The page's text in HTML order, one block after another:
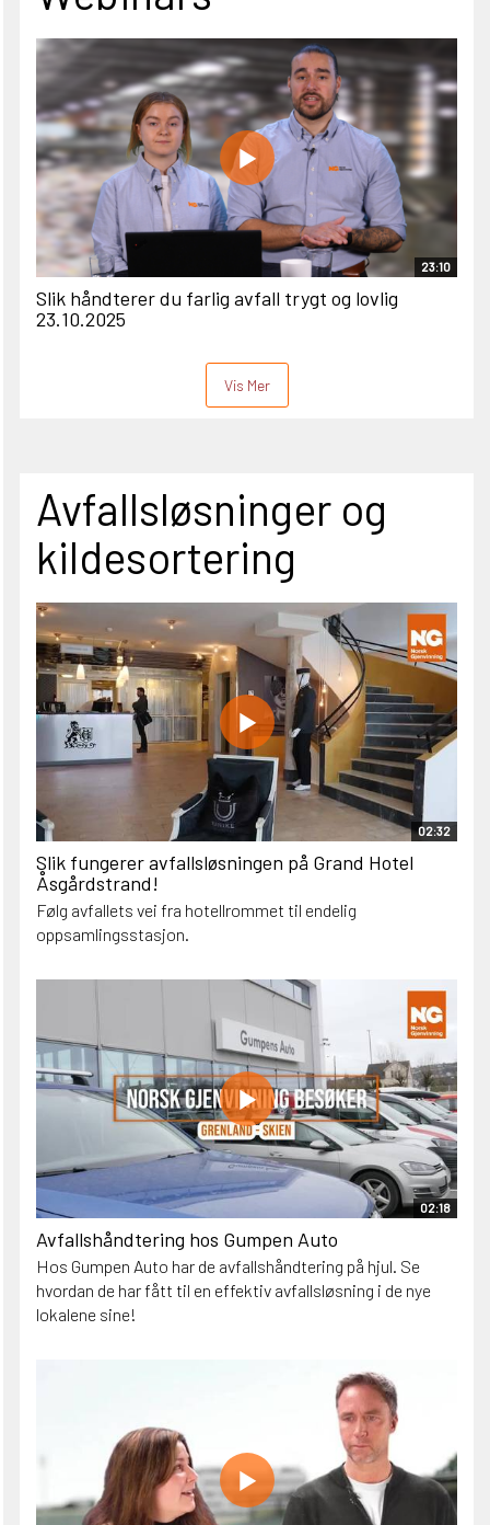
23:10
Slik håndterer du farlig avfall trygt og lovlig
23.10.2025
Vis Mer
Avfallsløsninger og
kildesortering
02:32
Slik fungerer avfallsløsningen på Grand Hotel
Åsgårdstrand!
Følg avfallets vei fra hotellrommet til endelig
oppsamlingsstasjon.
02:18
Avfallshåndtering hos Gumpen Auto
Hos Gumpen Auto har de avfallshåndtering på hjul. Se
hvordan de har fått til en effektiv avfallsløsning i de nye
lokalene sine!